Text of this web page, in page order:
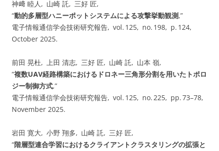
神﨑 睦人, 山崎 託, 三好 匠,
“動的多層型ハニーポットシステムによる攻撃挙動観測,”
電子情報通信学会技術研究報告, vol. 125, no. 198, p. 124,
October 2025.
前田 晃杜, 上田 清志, 三好 匠, 山崎 託, 山本 嶺,
“複数UAV経路構築におけるドロネー三角形分割を用いたトポロ
ジー制御方式,”
電子情報通信学会技術研究報告, vol. 125, no. 225, pp. 73–78,
November 2025.
岩田 寛大, 小野 翔多, 山崎 託, 三好 匠,
“階層型連合学習におけるクライアントクラスタリングの拡張と